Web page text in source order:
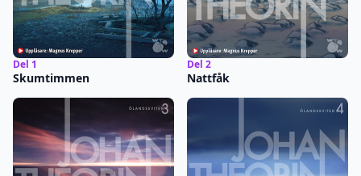
Del 1
Skumtimmen
Del 2
Nattfåk